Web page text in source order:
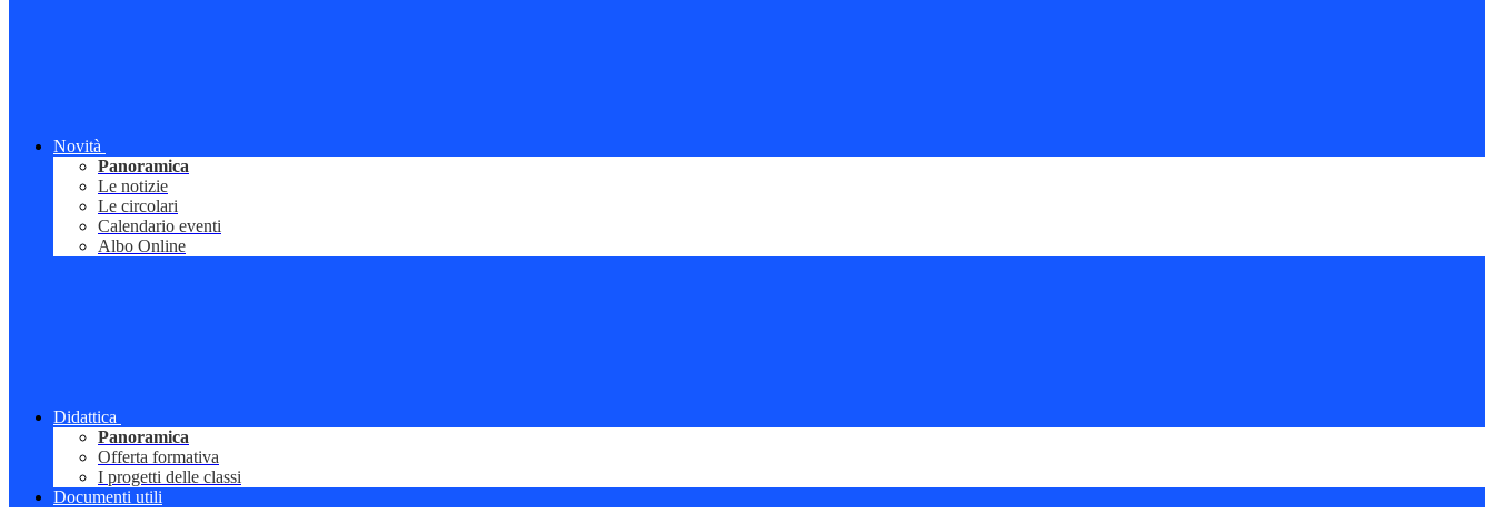
Novità
Panoramica
Le notizie
Le circolari
Calendario eventi
Albo Online
Didattica
Panoramica
Offerta formativa
I progetti delle classi
Documenti utili